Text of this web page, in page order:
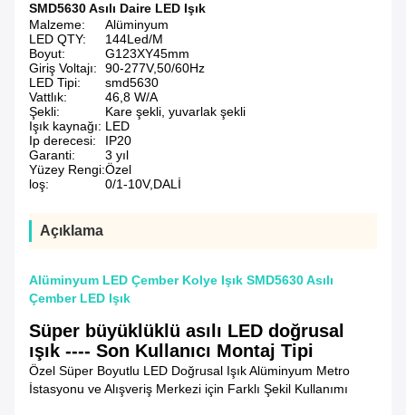
SMD5630 Asılı Daire LED Işık
Malzeme:
Alüminyum
LED QTY:
144Led/M
Boyut:
G123XY45mm
Giriş Voltajı:
90-277V,50/60Hz
LED Tipi:
smd5630
Vattlık:
46,8 W/A
Şekli:
Kare şekli, yuvarlak şekli
Işık kaynağı: LED
Ip derecesi:
IP20
Garanti:
3 yıl
Yüzey Rengi:Özel
loş:
0/1-10V,DALİ
Açıklama
Alüminyum LED Çember Kolye Işık SMD5630 Asılı
Çember LED Işık
Süper büyüklüklü asılı LED doğrusal
ışık ---- Son Kullanıcı Montaj Tipi
Özel Süper Boyutlu LED Doğrusal Işık Alüminyum Metro
İstasyonu ve Alışveriş Merkezi için Farklı Şekil Kullanımı